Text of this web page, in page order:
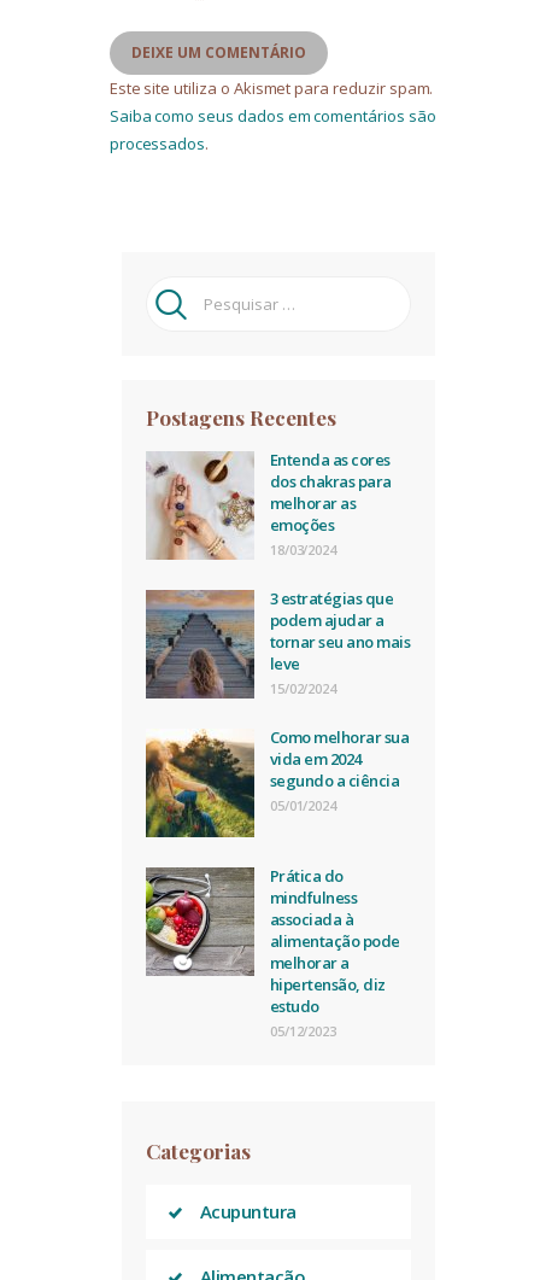
Este site utiliza o Akismet para reduzir spam.
Saiba como seus dados em comentários são
processados.
Pesquisar
por:
Postagens Recentes
Entenda as cores
dos chakras para
melhorar as
emoções
18/03/2024
3 estratégias que
podem ajudar a
tornar seu ano mais
leve
15/02/2024
Como melhorar sua
vida em 2024
segundo a ciência
05/01/2024
Prática do
mindfulness
associada à
alimentação pode
melhorar a
hipertensão, diz
estudo
05/12/2023
Categorias
Acupuntura